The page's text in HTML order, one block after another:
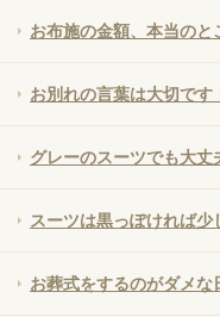
お布施の金額、本当のと
お別れの言葉は大切で
グレーのスーツでも大丈
スーツは黒っぽければ少
お葬式をするのがダメな